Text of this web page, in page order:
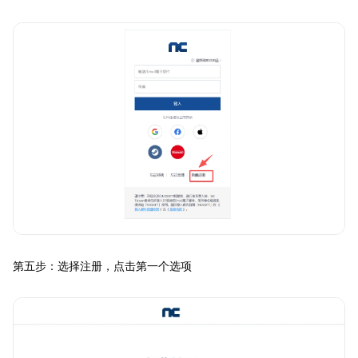
第五步：选择注册，点击第一个选项